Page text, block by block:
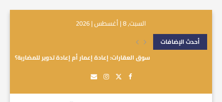
السبت, 8 | أغسطس | 2026
أحدث الإضافات
سوق العقارات: إعادة إعمار أم إعادة تدوير للمضاربة؟